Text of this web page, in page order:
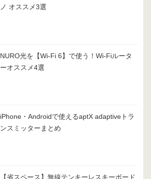
ノ オススメ3選
NURO光を【Wi-Fi 6】で使う！Wi-Fiルータ
ーオススメ4選
iPhone・Androidで使えるaptX adaptiveトラ
ンスミッターまとめ
【省スペース】無線テンキーレスキーボード